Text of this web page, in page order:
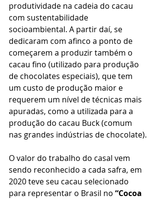
produtividade na cadeia do cacau
com sustentabilidade
socioambiental. A partir daí, se
dedicaram com afinco a ponto de
começarem a produzir também o
cacau fino (utilizado para produção
de chocolates especiais), que tem
um custo de produção maior e
requerem um nível de técnicas mais
apuradas, como a utilizada para a
produção do cacau Buck (comum
nas grandes indústrias de chocolate).
O valor do trabalho do casal vem
sendo reconhecido a cada safra, em
2020 teve seu cacau selecionado
para representar o Brasil no “Cocoa